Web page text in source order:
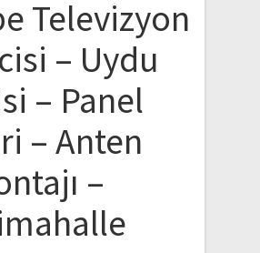
Televizyon
– Uydu
– Panel
– Anten
–